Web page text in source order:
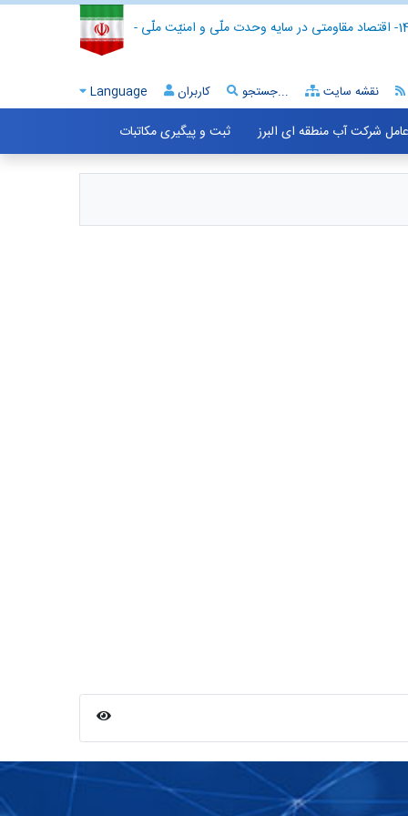
- اقتصاد مقاومتی در سایه وحدت ملّی و امنیّت ملّی -
Language کاربران جستجو... نقشه سایت
عامل شرکت آب منطقه ای البرز ثبت و پیگیری مکاتبات